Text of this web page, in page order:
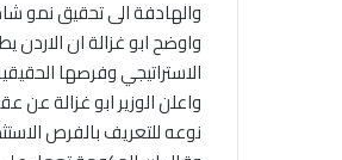
والهادفة الى تحقيق نمو
واوضح ابو غزالة ان الاردن
الاستراتيجي وفرصها
واعلن الوزير ابو غزالة
نوعه للتعريف بالفرص